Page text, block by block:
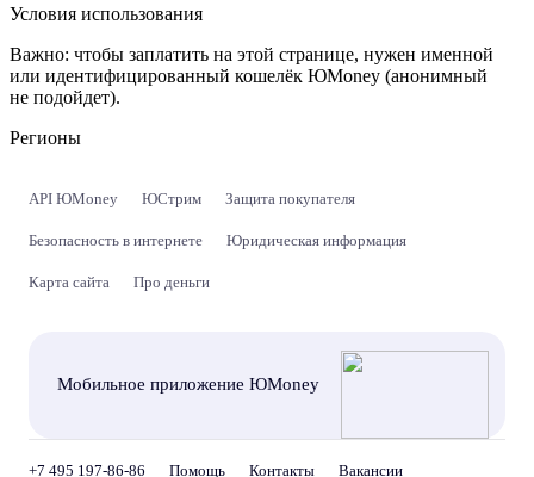
Условия использования
Важно: чтобы заплатить на этой странице, нужен именной
или идентифицированный кошелёк ЮMoney (анонимный
не подойдет).
Регионы
API ЮMoney ЮСтрим Защита покупателя
Безопасность в интернете Юридическая информация
Карта сайта Про деньги
Мобильное приложение ЮMoney
+7 495 197-86-86 Помощь Контакты Вакансии